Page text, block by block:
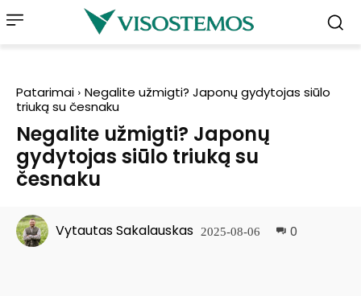
Patarimai
Negalite užmigti? Japonų gydytojas siūlo
triuką su česnaku
Negalite užmigti? Japonų
gydytojas siūlo triuką su
česnaku
Vytautas Sakalauskas 2025-08-06 0